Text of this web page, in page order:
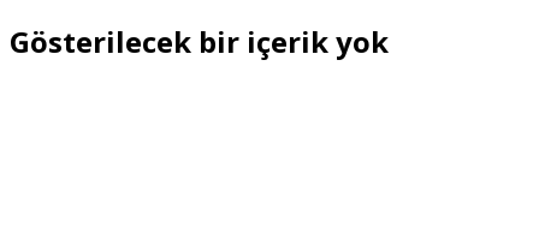
Gösterilecek bir içerik yok